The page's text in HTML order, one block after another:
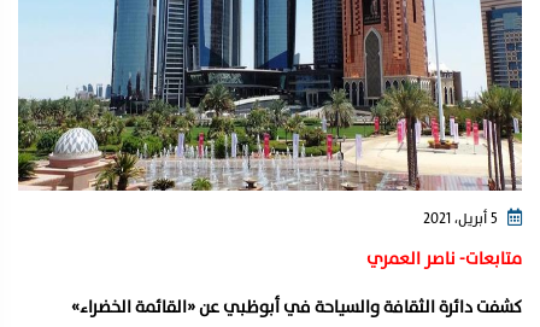
متابعات- ناصر العمري
كشفت دائرة الثقافة والسياحة في أبوظبي عن «القائمة الخضراء»